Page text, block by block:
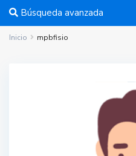
Búsqueda avanzada
Inicio mpbfisio